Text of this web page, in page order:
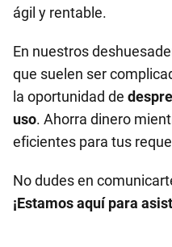
ágil y rentable.
En nuestros
que suelen ser
la oportunidad de
uso. Ahorra dinero
eficientes para tus
No dudes en
¡Estamos aquí para